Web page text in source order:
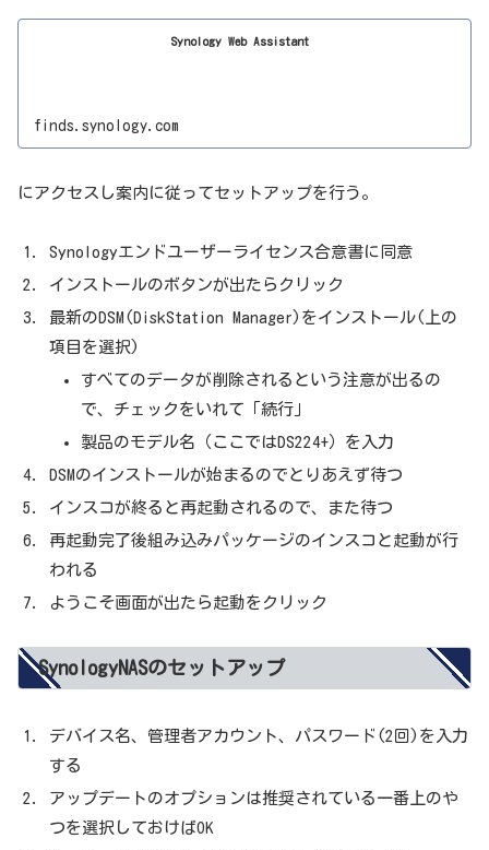
Synology Web Assistant
finds.synology.com
にアクセスし案内に従ってセットアップを行う。
Synologyエンドユーザーライセンス合意書に同意
インストールのボタンが出たらクリック
最新のDSM(DiskStation Manager)をインストール(上の
項目を選択)
すべてのデータが削除されるという注意が出るの
で、チェックをいれて「続行」
製品のモデル名（ここではDS224+）を入力
DSMのインストールが始まるのでとりあえず待つ
インスコが終ると再起動されるので、また待つ
再起動完了後組み込みパッケージのインスコと起動が行
われる
ようこそ画面が出たら起動をクリック
SynologyNASのセットアップ
デバイス名、管理者アカウント、パスワード(2回)を入力
する
アップデートのオプションは推奨されている一番上のや
つを選択しておけばOK